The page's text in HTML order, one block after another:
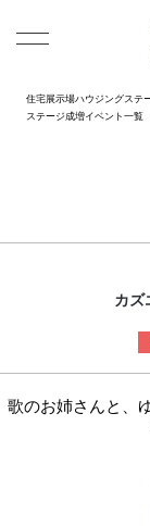
住宅展示場ハウジングステ
ステージ成増イベント一覧
カズ
歌のお姉さんと、